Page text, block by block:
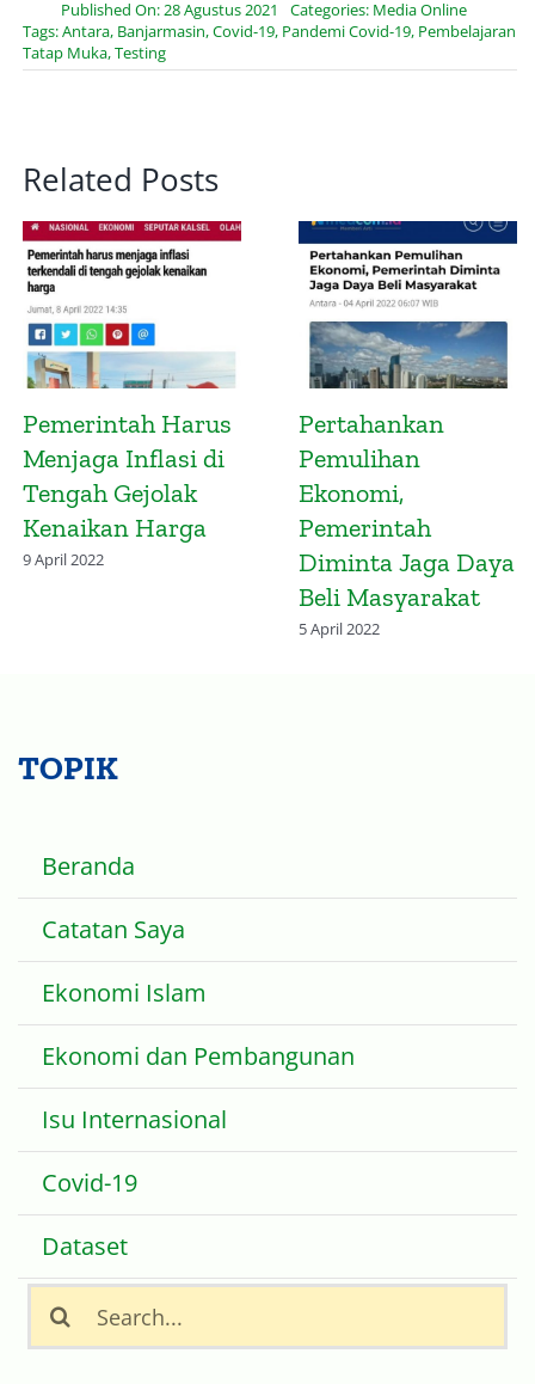
Published On: 28 Agustus 2021 Categories: Media Online
Tags:Antara, Banjarmasin,Covid-19, Pandemi Covid-19, Pembelajaran
Tatap Muka,Testing
Related Posts
Presidensi G20
Indonesia
Diharapkan Atasi
Ketimpangan
Vaksinasi Global
Pemerintah Wajib
Efisiensi Belanja
Negara di Tengah
Ancaman Resesi
14 November 2022
Catatan Saya
Ekonomi Islam
Ekonomi dan Pembangunan
Isu Internasional
Covid-19
Dataset
for: